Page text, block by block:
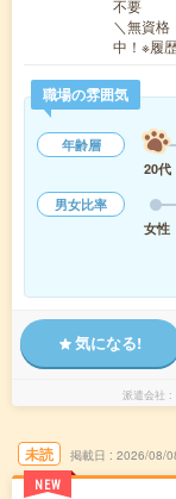
不要
＼無資格
中！※履
職場の雰囲気
年齢層
20代
男女比率
女性
気になる!
派遣会社
未読
NEW
掲載日 2026/08/